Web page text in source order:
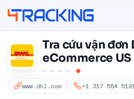
Tra cứu vận đơn
eCommerce US
www.dhl.com +1 317 554